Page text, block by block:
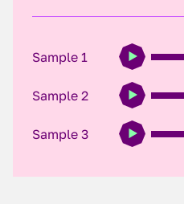
Sample 1
Sample 2
Sample 3